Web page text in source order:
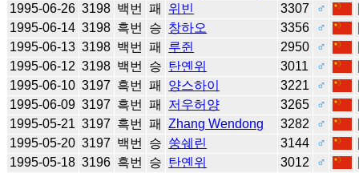
1995-06-26 3198 백번 패 위빈 3307 ♂
1995-06-14 3198 흑번 승 창하오 3356 ♂
1995-06-13 3198 백번 패 루쥔 2950 ♂
1995-06-12 3198 백번 승 탄옌위 3011 ♂
1995-06-10 3197 흑번 패 양스하이 3221 ♂
1995-06-09 3197 흑번 패 저우허양 3265 ♂
1995-05-21 3197 흑번 패 Zhang Wendong 3282 ♂
1995-05-20 3197 백번 승 쑹쉐린 3144 ♂
1995-05-18 3196 흑번 승 탄옌위 3012 ♂